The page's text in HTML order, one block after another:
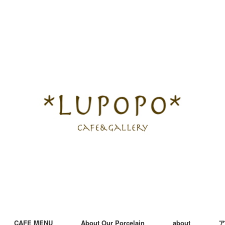
CAFE MENU About Our Porcelain about